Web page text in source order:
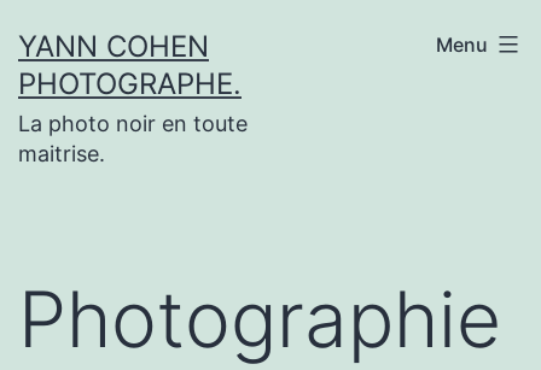
au
contenu
YANN COHEN
PHOTOGRAPHE.
La photo noir en toute
maitrise.
Menu
Photographie